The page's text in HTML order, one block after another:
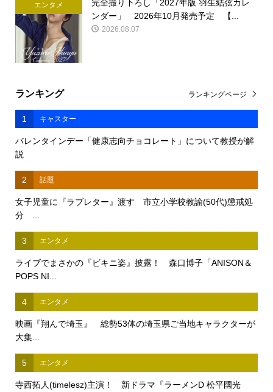
エンタメ
完全撮り下ろし「2027年版 羽生結弦カレ
ンダー」 2026年10月発売予定 【...
2026.08.07
ランキング
1 キャスター
バレンタインデー「健康志向チョコレート」について教授が解
説
2 話題
女子児童に『ラブレター』渡す 市立小学校教諭(50代)懲戒処
分 ...
3 エンタメ
ライブでまさかの『ビキニ姿』披露！ 森口博子「ANISON＆
POPS NI...
4 エンタメ
映画『翔んで埼玉』 総勢53体の埼玉県ご当地キャラクターが
大集...
5 エンタメ
寺西拓人(timelesz)主演！ 新ドラマ『ラーメンD 松平國光
ランキングページ